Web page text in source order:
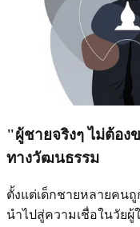
"ผู้ชายจริงๆ ไม่ต้อง
ทางวัฒนธรรม
ตั้งแต่เด็กชายหลายคน
นำไปสู่ความเชื่อในวัย